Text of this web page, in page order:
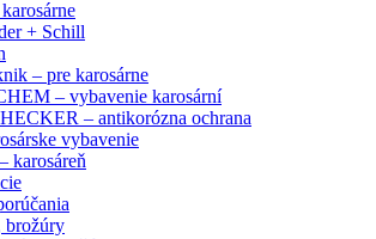
+ Schill
– pre karosárne
– vybavenie karosární
– antikorózna ochrana
vybavenie
karosáreň
brožúry